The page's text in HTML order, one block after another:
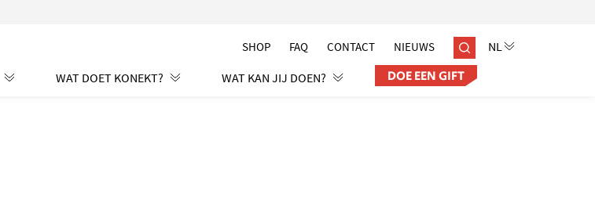
SHOP FAQ CONTACT NIEUWS
WAT DOET KONEKT? WAT KAN JIJ DOEN? DOE EEN GIFT